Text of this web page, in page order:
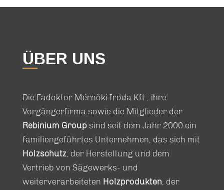
ÜBER UNS
Die Fadoktor Mérnöki Iroda Kft., ihre
Vorgängerfirma sowie die Mitglieder der
Rebinium Groupsind seit dem Jahr 2000 ein
familiengeführtes Unternehmen, das sich mit
Holzschutz, der Herstellung und dem
Vertrieb von Sägewerks- und
weiterverarbeiteten Holzprodukten, der